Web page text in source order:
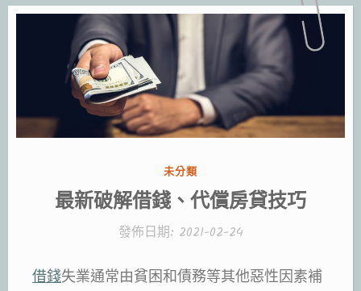
分
類:
未分類
最新破解借錢、代償房貸技巧
發佈日期: 2021-02-24
借錢失業通常由貧困和債務等其他惡性因素補